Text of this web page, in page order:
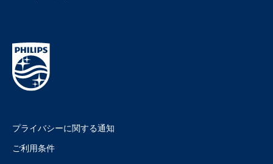
プライバシーに関する通知
ご利用条件